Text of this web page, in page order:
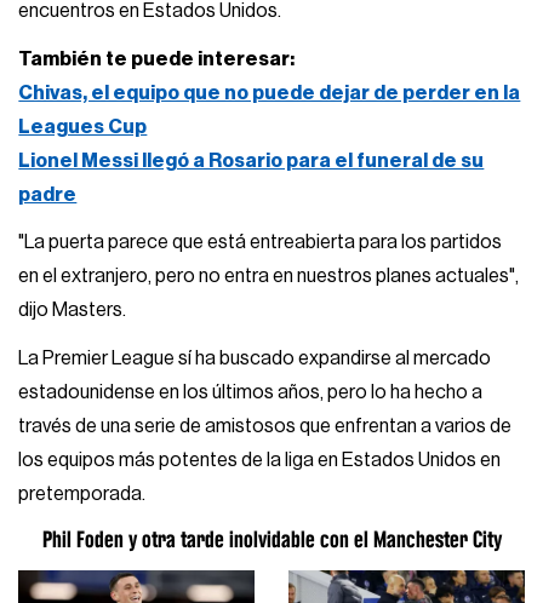
encuentros en Estados Unidos.
También te puede interesar:
Chivas, el equipo que no puede dejar de perder en la
Leagues Cup
Lionel Messi llegó a Rosario para el funeral de su
padre
"La puerta parece que está entreabierta para los partidos
en el extranjero, pero no entra en nuestros planes actuales",
dijo Masters.
La Premier League sí ha buscado expandirse al mercado
estadounidense en los últimos años, pero lo ha hecho a
través de una serie de amistosos que enfrentan a varios de
los equipos más potentes de la liga en Estados Unidos en
pretemporada.
Phil Foden y otra tarde inolvidable con el Manchester City